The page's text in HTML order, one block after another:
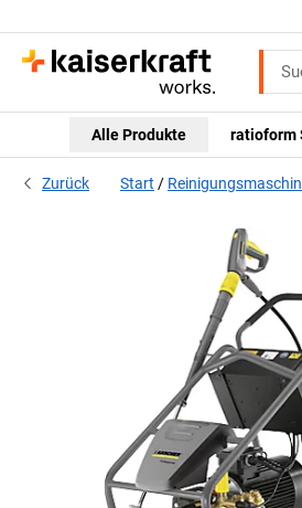
Alle Produkte ratioform
Zurück Start